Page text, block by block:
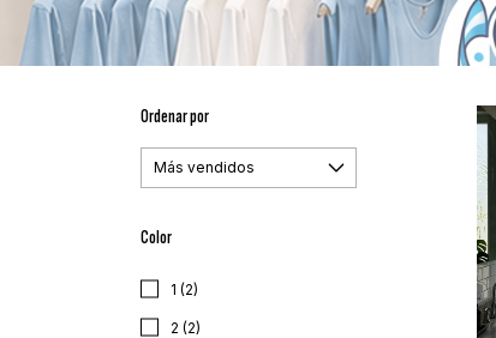
Ordenar por
Color
1 (2)
2 (2)